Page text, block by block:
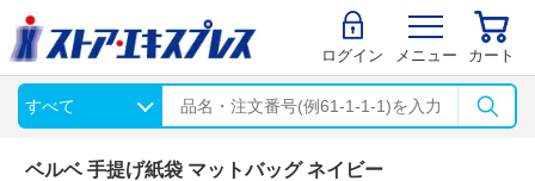
ログイン メニュー カート
ベルベ 手提げ紙袋 マットバッグ ネイビー